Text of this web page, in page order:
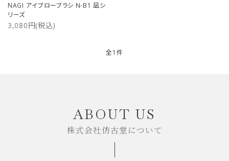
プライバシーポリシー
NAGI アイブローブラシ N-B1 凪シ
リーズ
3,080円(税込)
全1件
ABOUT US
株式会社仿古堂について